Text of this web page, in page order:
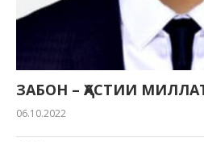
ЗАБОН – ҲАСТИИ
06.10.2022